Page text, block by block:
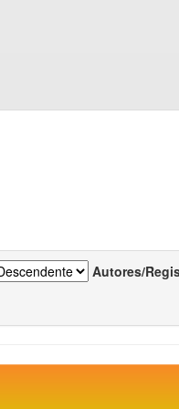
Autores/